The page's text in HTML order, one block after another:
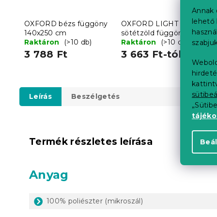
Annak
lehető
OXFORD bézs függöny
140x250 cm
Raktáron
(>10 db)
3 788 Ft
OXFORD LIGHT
sötétzöld függöny
140x250 cm
Raktáron (>10 db)
3 663 Ft-tól
Leírás Beszélgetés
Termék részletes leírása
Anyag
100% poliészter (mikroszál)